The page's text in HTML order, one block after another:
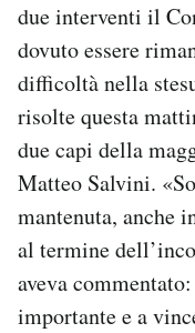
due interventi il
dovuto essere
difficoltà nella
risolte questa
due capi della
Matteo Salvini.
mantenuta, anche
al termine
aveva
importante e a